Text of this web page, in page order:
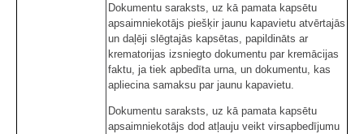
Dokumentu saraksts, uz kā pamata kapsētu
apsaimniekotājs piešķir jaunu kapavietu atvērtajās
un daļēji slēgtajās kapsētas, papildināts ar
krematorijas izsniegto dokumentu par kremācijas
faktu, ja tiek apbedīta urna, un dokumentu, kas
apliecina samaksu par jaunu kapavietu.
Dokumentu saraksts, uz kā pamata kapsētu
apsaimniekotājs dod atļauju veikt virsapbedījumu